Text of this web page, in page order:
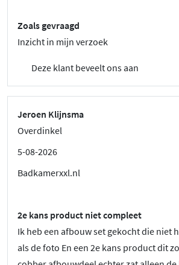
Zoals gevraagd
Inzicht in mijn verzoek
Deze klant beveelt ons aan
Jeroen Klijnsma
Overdinkel
5-08-2026
Badkamerxxl.nl
2e kans product niet compleet
Ik heb een afbouw set gekocht die niet
als de foto En een 2e kans product dit